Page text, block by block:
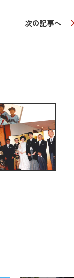
次の記事へ